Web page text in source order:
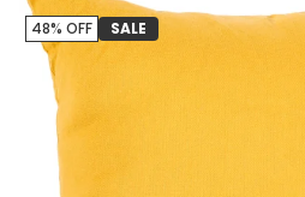
48% OFF SALE